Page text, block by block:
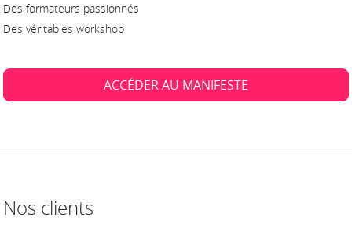
Des formateurs passionnés
Des véritables workshop
ACCÉDER AU MANIFESTE
Nos clients